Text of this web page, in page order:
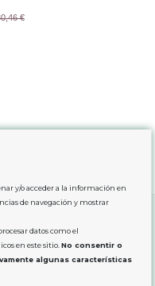
€
a 80€
y/o acceder a la información en
de navegación y mostrar
datos como el
en este sitio.No consentir o
algunas características